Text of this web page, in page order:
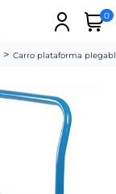
0
Carro plataforma